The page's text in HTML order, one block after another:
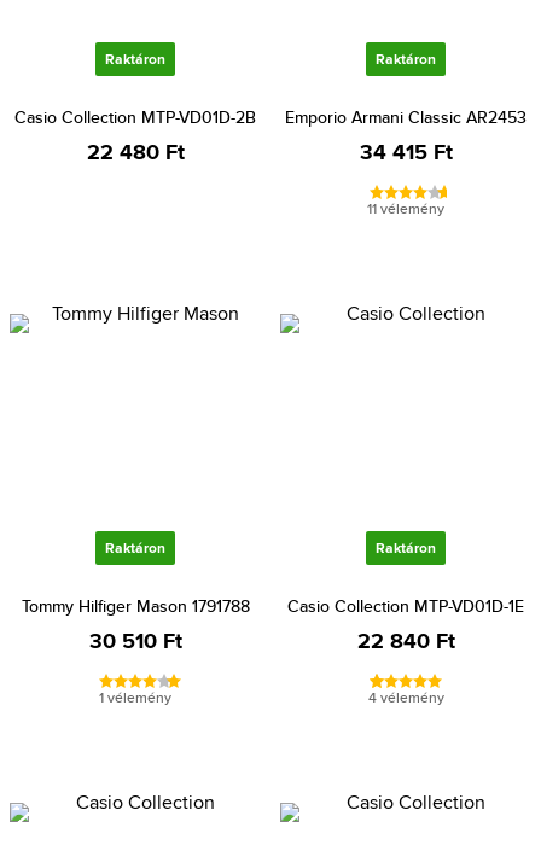
Raktáron
Casio Collection MTP-VD01D-2B
22 480 Ft
Raktáron
Emporio Armani Classic AR2453
34 415 Ft
11 vélemény
Raktáron
Tommy Hilfiger Mason 1791788
30 510 Ft
1 vélemény
Raktáron
Casio Collection MTP-VD01D-1E
22 840 Ft
4 vélemény